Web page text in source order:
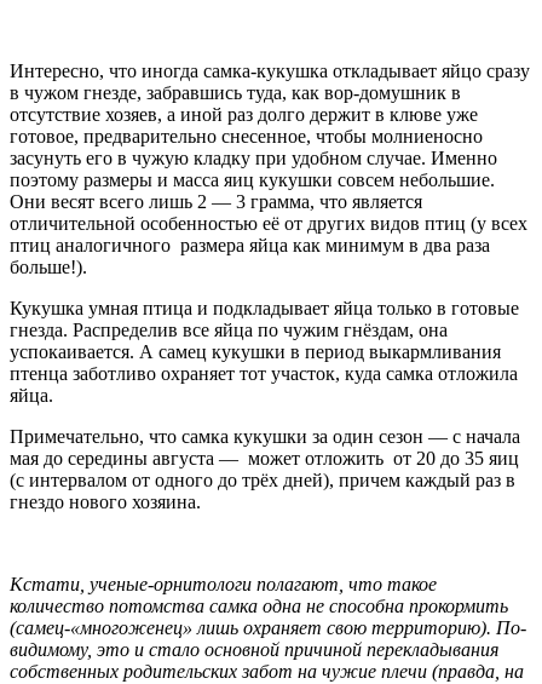
Интересно, что иногда самка-кукушка откладывает яйцо сразу
в чужом гнезде, забравшись туда, как вор-домушник в
отсутствие хозяев, а иной раз долго держит в клюве уже
готовое, предварительно снесенное, чтобы молниеносно
засунуть его в чужую кладку при удобном случае. Именно
поэтому размеры и масса яиц кукушки совсем небольшие.
Они весят всего лишь 2 — 3 грамма, что является
отличительной особенностью её от других видов птиц (у всех
птиц аналогичного размера яйца как минимум в два раза
больше!).
Кукушка умная птица и подкладывает яйца только в готовые
гнезда. Распределив все яйца по чужим гнёздам, она
успокаивается. А самец кукушки в период выкармливания
птенца заботливо охраняет тот участок, куда самка отложила
яйца.
Примечательно, что самка кукушки за один сезон — с начала
мая до середины августа — может отложить от 20 до 35 яиц
(с интервалом от одного до трёх дней), причем каждый раз в
гнездо нового хозяина.
Кстати, ученые-орнитологи полагают, что такое
количество потомства самка одна не способна прокормить
(самец-«многоженец» лишь охраняет свою территорию). По-
видимому, это и стало основной причиной перекладывания
собственных родительских забот на чужие плечи (правда, на